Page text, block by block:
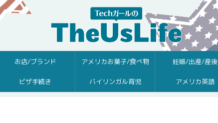
お店/ブランド アメリカお菓子/食べ物 妊娠/出産/産後
ビザ手続き バイリンガル育児 アメリカ英語